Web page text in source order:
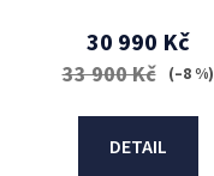
30 990 Kč
33 900 Kč (–8 %)
DETAIL